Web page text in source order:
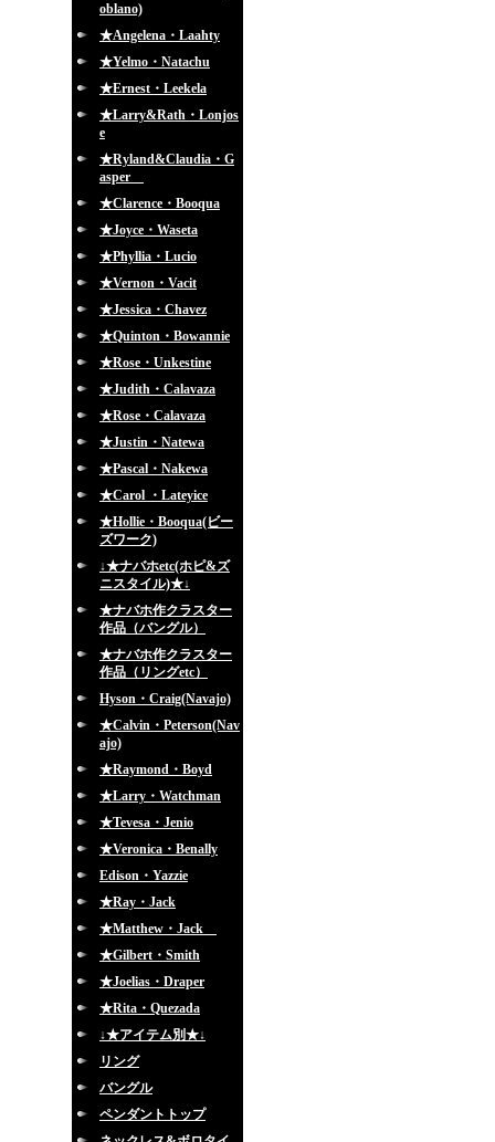
oblano)
★Angelena・Laahty
★Yelmo・Natachu
★Ernest・Leekela
★Larry&Rath・Lonjos
e
★Ryland&Claudia・G
asper
★Clarence・Booqua
★Joyce・Waseta
★Phyllia・Lucio
★Vernon・Vacit
★Jessica・Chavez
★Quinton・Bowannie
★Rose・Unkestine
★Judith・Calavaza
★Rose・Calavaza
★Justin・Natewa
★Pascal・Nakewa
★Carol ・Lateyice
★Hollie・Booqua(ビー
ズワーク)
↓★ナバホetc(ホピ&ズ
ニスタイル)★↓
★ナバホ作クラスター
作品（バングル）
★ナバホ作クラスター
作品（リングetc）
Hyson・Craig(Navajo)
★Calvin・Peterson(Nav
ajo)
★Raymond・Boyd
★Larry・Watchman
★Tevesa・Jenio
★Veronica・Benally
Edison・Yazzie
★Ray・Jack
★Matthew・Jack
★Gilbert・Smith
★Joelias・Draper
★Rita・Quezada
↓★アイテム別★↓
リング
バングル
ペンダントトップ